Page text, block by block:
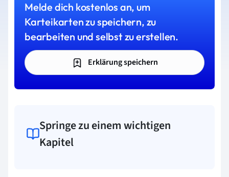
Melde dich kostenlos an, um
Karteikarten zu speichern, zu
bearbeiten und selbst zu erstellen.
Erklärung speichern
Springe zu einem wichtigen
Kapitel